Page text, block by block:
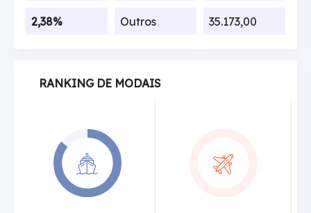
2,38% Outros 35.173,00
RANKING DE MODAIS